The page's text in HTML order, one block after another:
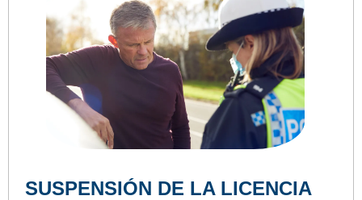
SUSPENSIÓN DE LA LICENCIA